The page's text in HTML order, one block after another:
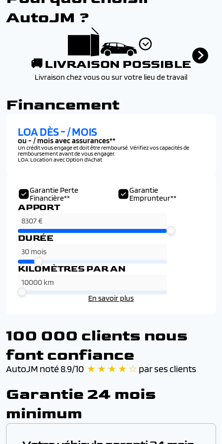
AutoJM ?
🚚 LIVRAISON POSSIBLE
Livraison chez vous ou sur votre lieu de travail
Financement
Garantie Perte
Financière**
Garantie
Emprunteur**
APPORT
DURÉE
KILOMÈTRES PAR AN
En savoir plus
LOA DÈS-/ MOIS
ou - / mois avec assurances**
Un crédit vous engage et doit être remboursé. Vérifiez vos capacités de
remboursement avant de vous engager.
LOA: Location avec Option d'Achat
100 000 clients nous
font confiance
AutoJM noté 8.9/10 ★ ★ ★ ★ ☆ par ses clients
Garantie 24 mois
minimum